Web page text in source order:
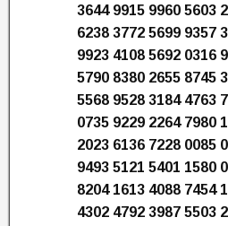
3644 9915 9960 5603
6238 3772 5699 9357
9923 4108 5692 0316
5790 8380 2655 8745
5568 9528 3184 4763
0735 9229 2264 7980
2023 6136 7228 0085
9493 5121 5401 1580
8204 1613 4088 7454
4302 4792 3987 5503